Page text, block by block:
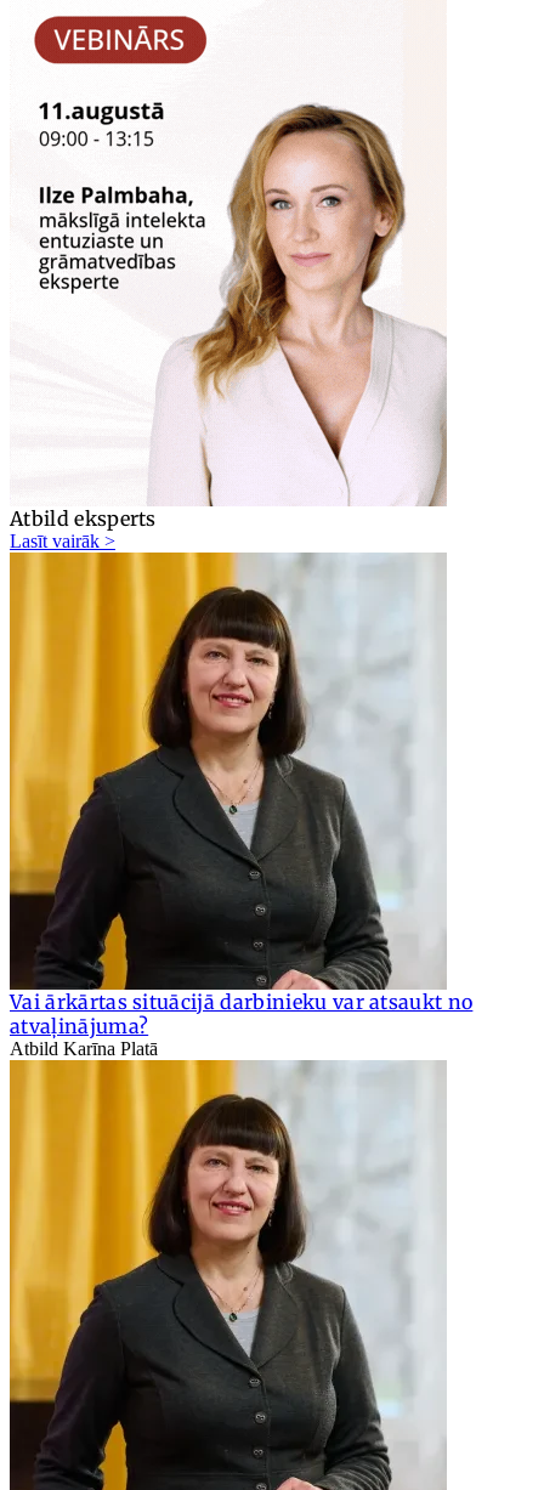
Atbild eksperts
Lasīt vairāk >
Vai ārkārtas situācijā darbinieku var atsaukt no
atvaļinājuma?
Atbild Karīna Platā